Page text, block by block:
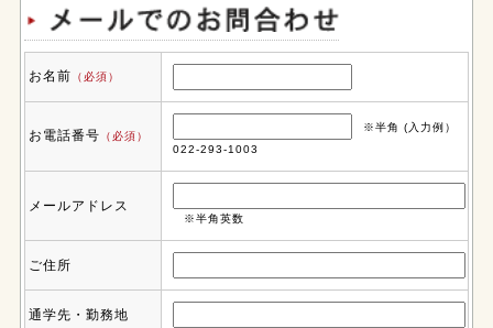
お名前 （必須）
お電話番号 （必須）
※半角 (入力例）
022-293-1003
メールアドレス
※半角英数
ご住所
通学先・勤務地